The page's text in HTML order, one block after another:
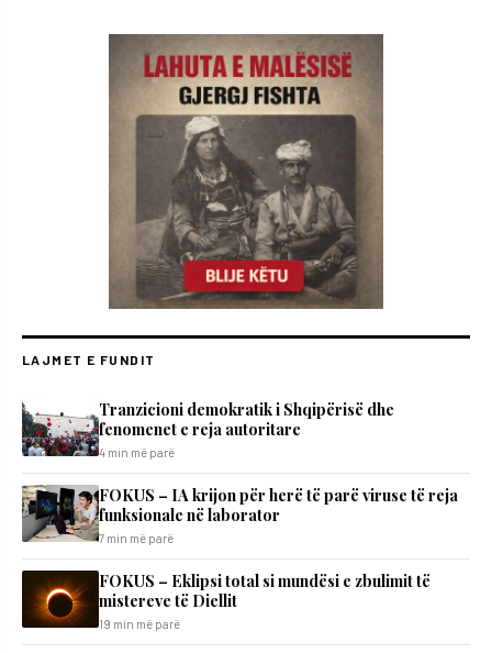
LAJMET E FUNDIT
Tranzicioni demokratik i Shqipërisë dhe
fenomenet e reja autoritare
4 min më parë
FOKUS – IA krijon për herë të parë viruse të reja
funksionale në laborator
7 min më parë
FOKUS – Eklipsi total si mundësi e zbulimit të
mistereve të Diellit
19 min më parë